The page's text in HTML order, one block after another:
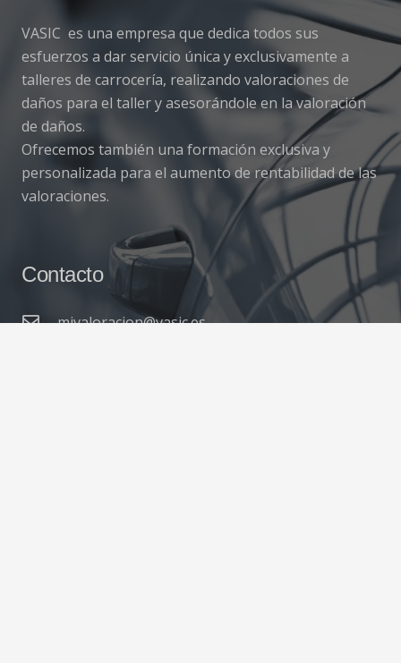
VASIC es una empresa que dedica todos sus
esfuerzos a dar servicio única y exclusivamente a
talleres de carrocería, realizando valoraciones de
daños para el taller y asesorándole en la valoración
de daños.
Ofrecemos también una formación exclusiva y
personalizada para el aumento de rentabilidad de las
valoraciones.
Contacto
mivaloracion@vasic.es